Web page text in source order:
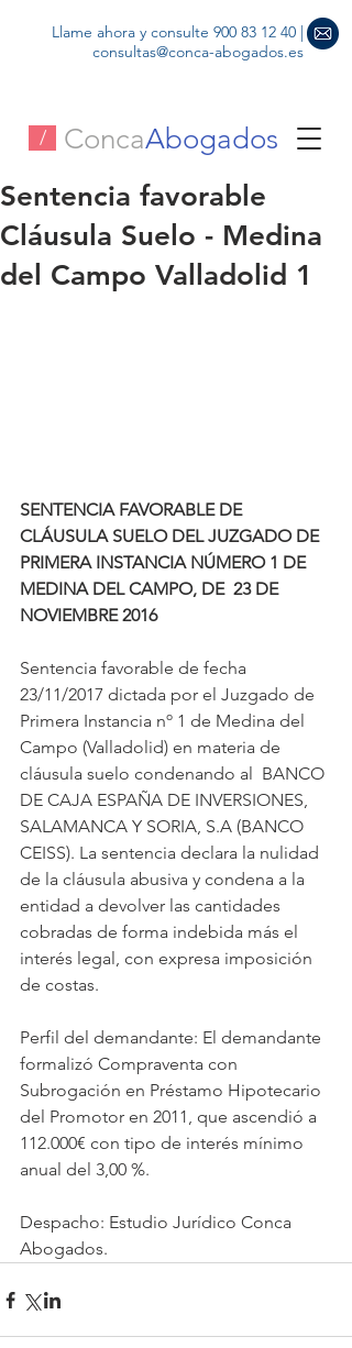
/ ConcaAbogados
Llame ahora y consulte 900 83 12 40 |
consultas@conca-abogados.es
Sentencia favorable
Cláusula Suelo - Medina
del Campo Valladolid 1
SENTENCIA FAVORABLE DE
CLÁUSULA SUELO DEL JUZGADO DE
PRIMERA INSTANCIA NÚMERO 1 DE
MEDINA DEL CAMPO, DE  23 DE
NOVIEMBRE 2016
Sentencia favorable de fecha
23/11/2017 dictada por el Juzgado de
Primera Instancia nº 1 de Medina del
Campo (Valladolid) en materia de
cláusula suelo condenando al  BANCO
DE CAJA ESPAÑA DE INVERSIONES,
SALAMANCA Y SORIA, S.A (BANCO
CEISS). La sentencia declara la nulidad
de la cláusula abusiva y condena a la
entidad a devolver las cantidades
cobradas de forma indebida más el
interés legal, con expresa imposición
de costas.
Perfil del demandante: El demandante
formalizó Compraventa con
Subrogación en Préstamo Hipotecario
del Promotor en 2011, que ascendió a
112.000€ con tipo de interés mínimo
anual del 3,00 %.
Despacho: Estudio Jurídico Conca
Abogados.